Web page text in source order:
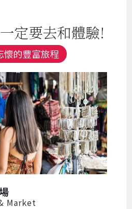
定要去和體驗!
懷的豐富旅程
Market